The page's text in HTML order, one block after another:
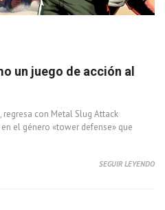
un juego de acción al
regresa con Metal Slug Attack
el género «tower defense» que
SEGUIR LEYENDO